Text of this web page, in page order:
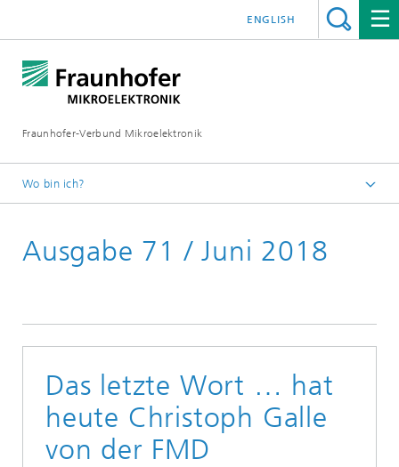
Fraunhofer-Verbund Mikroelektronik
ENGLISH
Wo bin ich?
»Mikroelektronik Nachrichten«
Ausgabe 71 / Juni 2018
Das letzte Wort … hat
heute Christoph Galle
von der FMD